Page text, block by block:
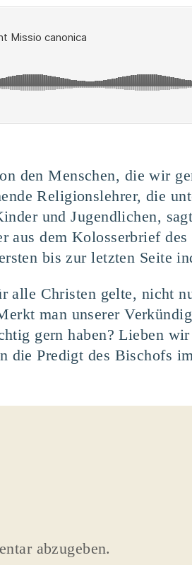
den Menschen, die wir
Religionslehrer, die
und Jugendlichen,
dem Kolosserbrief des
bis zur letzten Seite
alle Christen gelte, nicht
man unserer
gern haben? Lieben
die Predigt des Bischofs
abzugeben.